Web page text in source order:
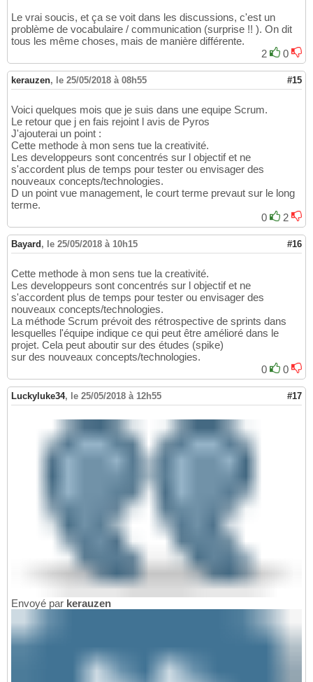
Le vrai soucis, et ça se voit dans les discussions, c'est un
problème de vocabulaire / communication (surprise !! ). On dit
tous les même choses, mais de manière différente.
2
0
kerauzen, le 25/05/2018 à 08h55 #15
Voici quelques mois que je suis dans une equipe Scrum.
Le retour que j en fais rejoint l avis de Pyros
J'ajouterai un point :
Cette methode à mon sens tue la creativité.
Les developpeurs sont concentrés sur l objectif et ne
s'accordent plus de temps pour tester ou envisager des
nouveaux concepts/technologies.
D un point vue management, le court terme prevaut sur le long
terme.
0
2
Bayard , le 25/05/2018 à 10h15 #16
Cette methode à mon sens tue la creativité.
Les developpeurs sont concentrés sur l objectif et ne
s'accordent plus de temps pour tester ou envisager des
nouveaux concepts/technologies.
La méthode Scrum prévoit des rétrospective de sprints dans
lesquelles l'équipe indique ce qui peut être amélioré dans le
projet. Cela peut aboutir sur des études (spike)
sur des nouveaux concepts/technologies.
0
0
Luckyluke34, le 25/05/2018 à 12h55 #17
Envoyé par kerauzen